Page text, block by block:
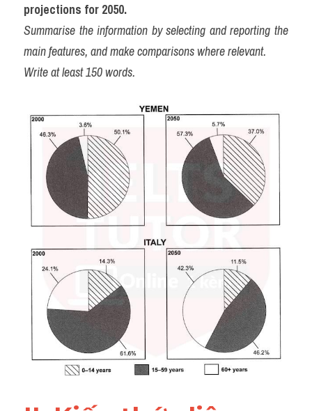
Đề thi thật Task 1
Process
Task 1
Đề thi IELTS thật
Advice
IELTS Advice
Đề thi thật Task 2
Speaking
Reading
Business
projections for 2050.
Summarise the information by selecting and reporting the
main features, and make comparisons where relevant.
Write at least 150 words.